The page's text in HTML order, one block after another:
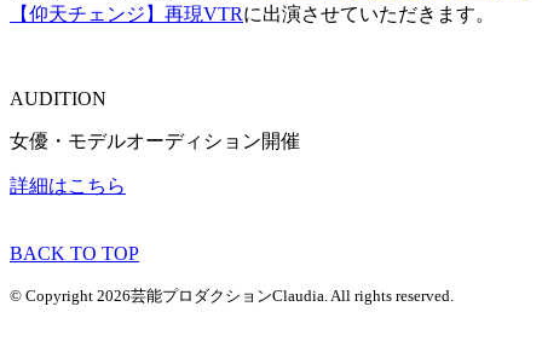
【仰天チェンジ】再現VTRに出演させていただきます。
AUDITION
女優・モデルオーディション開催
詳細はこちら
BACK TO TOP
© Copyright 2026芸能プロダクションClaudia. All rights reserved.